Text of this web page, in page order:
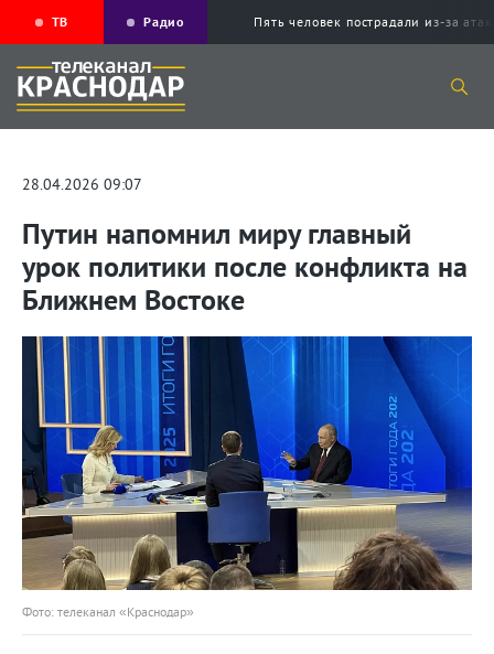
ТВ Радио Пять человек пострадали из-за
28.04.2026 09:07
Путин напомнил миру главный
урок политики после конфликта на
Ближнем Востоке
Фото: телеканал «Краснодар»